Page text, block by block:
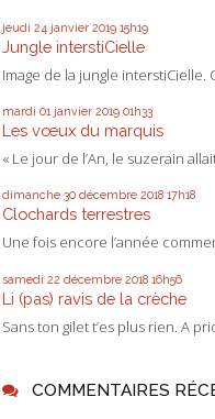
jeudi 24 janvier 2019 15h19
Jungle interstiCielle
Image de la jungle interstiCielle.
mardi 01 janvier 2019 01h33
Les vœux du marquis
« Le jour de l’An, le suzerain
dimanche 30 décembre 2018 17h18
Clochards terrestres
Une fois encore l’année
samedi 22 décembre 2018 16h56
Li (pas) ravis de la crèche
Sans ton gilet t’es plus rien. A
COMMENTAIRES